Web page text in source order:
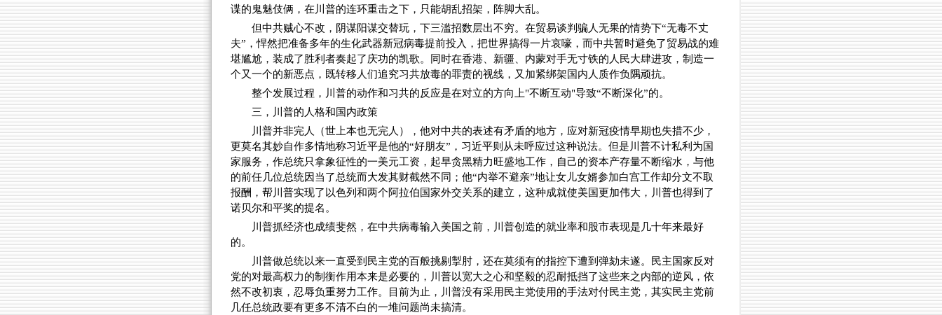
谍的鬼魅伎俩，在川普的连环重击之下，只能胡乱招架，阵脚大乱。
但中共贼心不改，阴谋阳谋交替玩，下三滥招数层出不穷。在贸易谈判骗人无果的情势下“无毒不丈
夫”，悍然把准备多年的生化武器新冠病毒提前投入，把世界搞得一片哀嚎，而中共暂时避免了贸易战的难
堪尴尬，装成了胜利者奏起了庆功的凯歌。同时在香港、新疆、内蒙对手无寸铁的人民大肆进攻，制造一
个又一个的新恶点，既转移人们追究习共放毒的罪责的视线，又加紧绑架国内人质作负隅顽抗。
整个发展过程，川普的动作和习共的反应是在对立的方向上"不断互动"导致“不断深化”的。
三，川普的人格和国内政策
川普并非完人（世上本也无完人），他对中共的表述有矛盾的地方，应对新冠疫情早期也失措不少，
更莫名其妙自作多情地称习近平是他的“好朋友”，习近平则从未呼应过这种说法。但是川普不计私利为国
家服务，作总统只拿象征性的一美元工资，起早贪黑精力旺盛地工作，自己的资本产存量不断缩水，与他
的前任几位总统因当了总统而大发其财截然不同；他“内举不避亲”地让女儿女婿参加白宫工作却分文不取
报酬，帮川普实现了以色列和两个阿拉伯国家外交关系的建立，这种成就使美国更加伟大，川普也得到了
诺贝尔和平奖的提名。
川普抓经济也成绩斐然，在中共病毒输入美国之前，川普创造的就业率和股市表现是几十年来最好
的。
川普做总统以来一直受到民主党的百般挑剔掣肘，还在莫须有的指控下遭到弹劾未遂。民主国家反对
党的对最高权力的制衡作用本来是必要的，川普以宽大之心和坚毅的忍耐抵挡了这些来之内部的逆风，依
然不改初衷，忍辱负重努力工作。目前为止，川普没有采用民主党使用的手法对付民主党，其实民主党前
几任总统政要有更多不清不白的一堆问题尚未搞清。